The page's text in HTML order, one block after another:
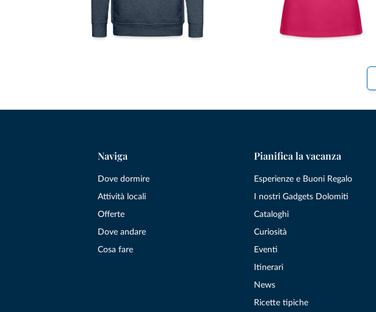
Naviga
Dove dormire
Attività locali
Offerte
Dove andare
Cosa fare
Pianifica la vacanza
Esperienze e Buoni Regalo
I nostri Gadgets Dolomiti
Cataloghi
Curiosità
Eventi
Itinerari
News
Ricette tipiche